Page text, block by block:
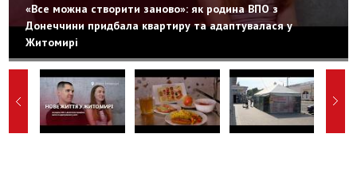
«Все можна створити заново»: як родина ВПО з
Донеччини придбала квартиру та адаптувалася у
Житомирі